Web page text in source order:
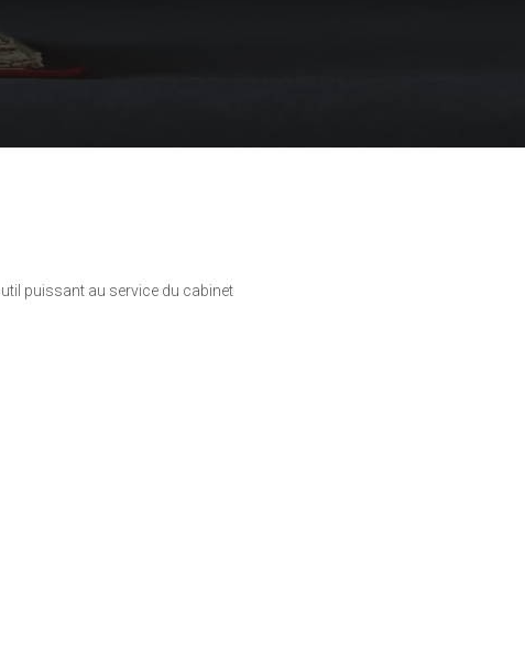
puissant au service du cabinet